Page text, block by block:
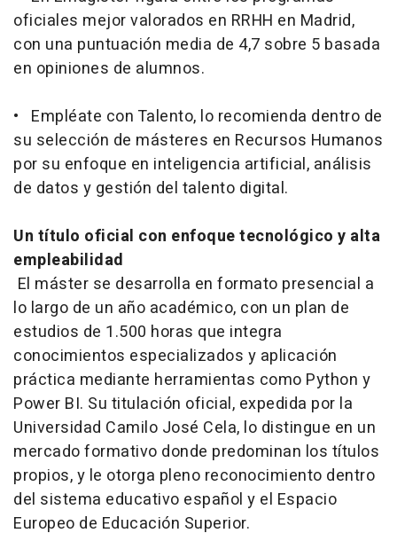
oficiales mejor valorados en RRHH en Madrid,
con una puntuación media de 4,7 sobre 5 basada
en opiniones de alumnos.
• Empléate con Talento, lo recomienda dentro de
su selección de másteres en Recursos Humanos
por su enfoque en inteligencia artificial, análisis
de datos y gestión del talento digital.
Un título oficial con enfoque tecnológico y alta
empleabilidad
El máster se desarrolla en formato presencial a
lo largo de un año académico, con un plan de
estudios de 1.500 horas que integra
conocimientos especializados y aplicación
práctica mediante herramientas como Python y
Power BI. Su titulación oficial, expedida por la
Universidad Camilo José Cela, lo distingue en un
mercado formativo donde predominan los títulos
propios, y le otorga pleno reconocimiento dentro
del sistema educativo español y el Espacio
Europeo de Educación Superior.